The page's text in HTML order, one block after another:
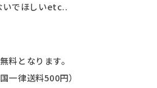
いでほしいetc..
料となります。
一律送料500円）